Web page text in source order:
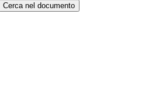
Cerca nel documento